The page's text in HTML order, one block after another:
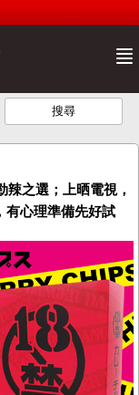
辣之選；上晒電視，
有心理準備先好試